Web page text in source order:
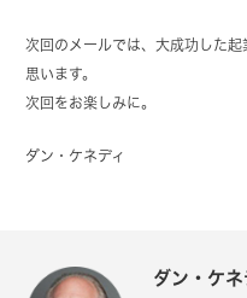
次回のメールでは、大成功した
思います。
次回をお楽しみに。
ダン・ケネディ
ダン・ケネ